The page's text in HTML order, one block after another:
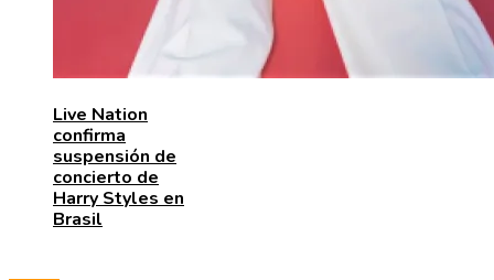
Live Nation
confirma
suspensión de
concierto de
Harry Styles en
Brasil